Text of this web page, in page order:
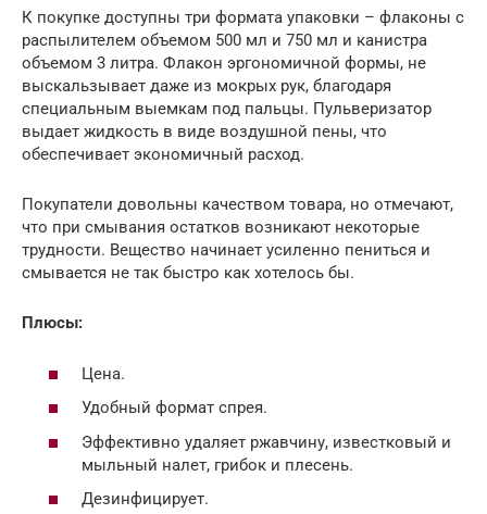
К покупке доступны три формата упаковки – флаконы с
распылителем объемом 500 мл и 750 мл и канистра
объемом 3 литра. Флакон эргономичной формы, не
выскальзывает даже из мокрых рук, благодаря
специальным выемкам под пальцы. Пульверизатор
выдает жидкость в виде воздушной пены, что
обеспечивает экономичный расход.
Покупатели довольны качеством товара, но отмечают,
что при смывания остатков возникают некоторые
трудности. Вещество начинает усиленно пениться и
смывается не так быстро как хотелось бы.
Плюсы:
Цена.
Удобный формат спрея.
Эффективно удаляет ржавчину, известковый и
мыльный налет, грибок и плесень.
Дезинфицирует.